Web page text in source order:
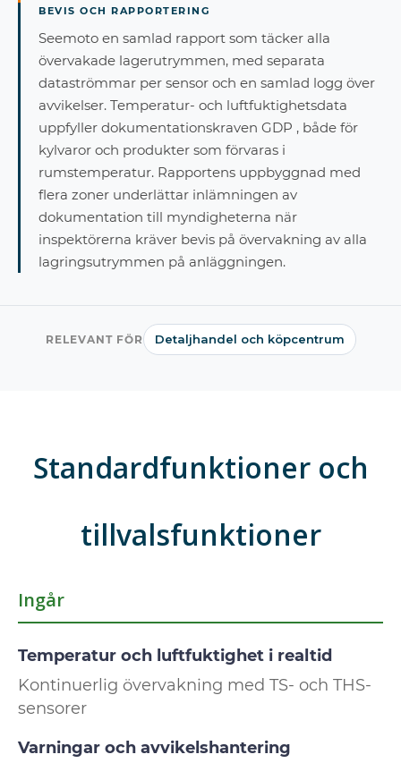
BEVIS OCH RAPPORTERING
Seemoto en samlad rapport som täcker alla
övervakade lagerutrymmen, med separata
dataströmmar per sensor och en samlad logg över
avvikelser. Temperatur- och luftfuktighetsdata
uppfyller dokumentationskraven GDP , både för
kylvaror och produkter som förvaras i
rumstemperatur. Rapportens uppbyggnad med
flera zoner underlättar inlämningen av
dokumentation till myndigheterna när
inspektörerna kräver bevis på övervakning av alla
lagringsutrymmen på anläggningen.
RELEVANT FÖR Detaljhandel och köpcentrum
Standardfunktioner och
tillvalsfunktioner
Ingår
Temperatur och luftfuktighet i realtid
Kontinuerlig övervakning med TS- och THS-
sensorer
Varningar och avvikelshantering